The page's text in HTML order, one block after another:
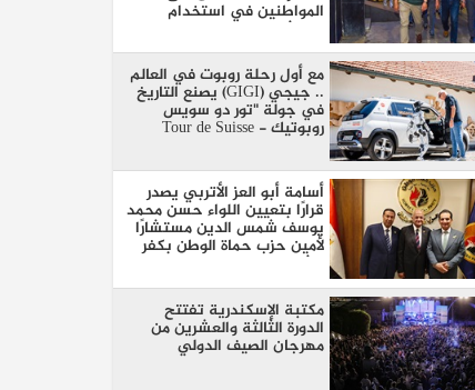
المواطنين في استخدام
الممشى
مع أول رحلة روبوت في العالم
.. جيجي (GIGI) يصنع التاريخ
في جولة "تور دو سويس
روبوتيك - Tour de Suisse
أسامة أبو العز الأتربي يصدر
قرارًا بتعيين اللواء حسن محمد
يوسف شمس الدين مستشارًا
لأمين حزب حماة الوطن بكفر
الشيخ
مكتبة الإسكندرية تفتتح
الدورة الثالثة والعشرين من
مهرجان الصيف الدولي